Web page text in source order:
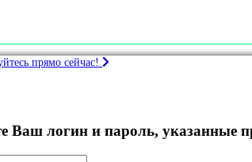
прямо сейчас!
Ваш логин и пароль, указанные